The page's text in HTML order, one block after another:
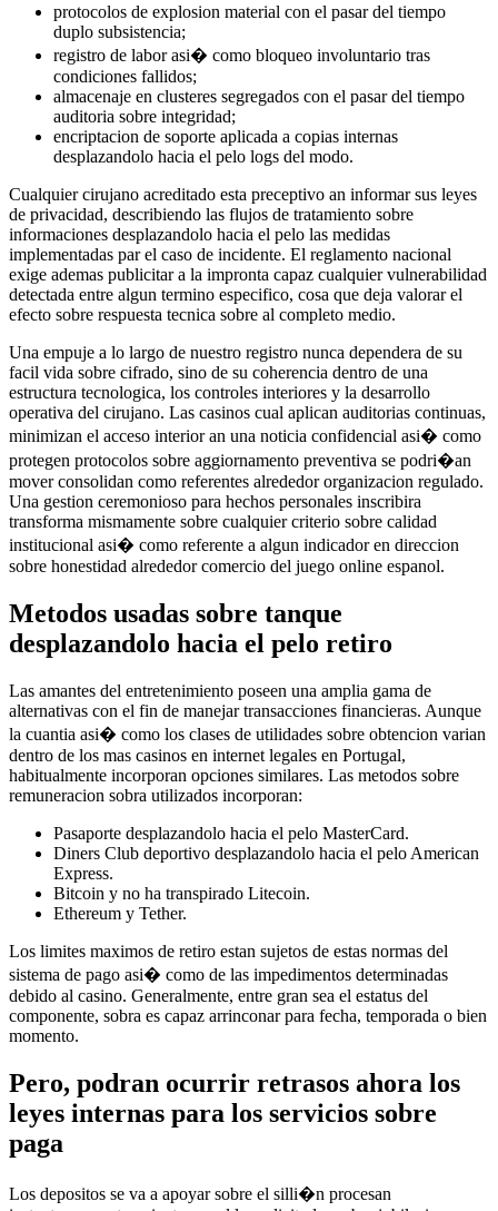
protocolos de explosion material con el pasar del tiempo
duplo subsistencia;
registro de labor asi� como bloqueo involuntario tras
condiciones fallidos;
almacenaje en clusteres segregados con el pasar del tiempo
auditoria sobre integridad;
encriptacion de soporte aplicada a copias internas
desplazandolo hacia el pelo logs del modo.
Cualquier cirujano acreditado esta preceptivo an informar sus leyes
de privacidad, describiendo las flujos de tratamiento sobre
informaciones desplazandolo hacia el pelo las medidas
implementadas par el caso de incidente. El reglamento nacional
exige ademas publicitar a la impronta capaz cualquier vulnerabilidad
detectada entre algun termino especifico, cosa que deja valorar el
efecto sobre respuesta tecnica sobre al completo medio.
Una empuje a lo largo de nuestro registro nunca dependera de su
facil vida sobre cifrado, sino de su coherencia dentro de una
estructura tecnologica, los controles interiores y la desarrollo
operativa del cirujano. Las casinos cual aplican auditorias continuas,
minimizan el acceso interior an una noticia confidencial asi� como
protegen protocolos sobre aggiornamento preventiva se podri�an
mover consolidan como referentes alrededor organizacion regulado.
Una gestion ceremonioso para hechos personales inscribira
transforma mismamente sobre cualquier criterio sobre calidad
institucional asi� como referente a algun indicador en direccion
sobre honestidad alrededor comercio del juego online espanol.
Metodos usadas sobre tanque
desplazandolo hacia el pelo retiro
Las amantes del entretenimiento poseen una amplia gama de
alternativas con el fin de manejar transacciones financieras. Aunque
la cuantia asi� como los clases de utilidades sobre obtencion varian
dentro de los mas casinos en internet legales en Portugal,
habitualmente incorporan opciones similares. Las metodos sobre
remuneracion sobra utilizados incorporan:
Pasaporte desplazandolo hacia el pelo MasterCard.
Diners Club deportivo desplazandolo hacia el pelo American
Express.
Bitcoin y no ha transpirado Litecoin.
Ethereum y Tether.
Los limites maximos de retiro estan sujetos de estas normas del
sistema de pago asi� como de las impedimentos determinadas
debido al casino. Generalmente, entre gran sea el estatus del
componente, sobra es capaz arrinconar para fecha, temporada o bien
momento.
Pero, podran ocurrir retrasos ahora los
leyes internas para los servicios sobre
paga
Los depositos se va a apoyar sobre el silli�n procesan